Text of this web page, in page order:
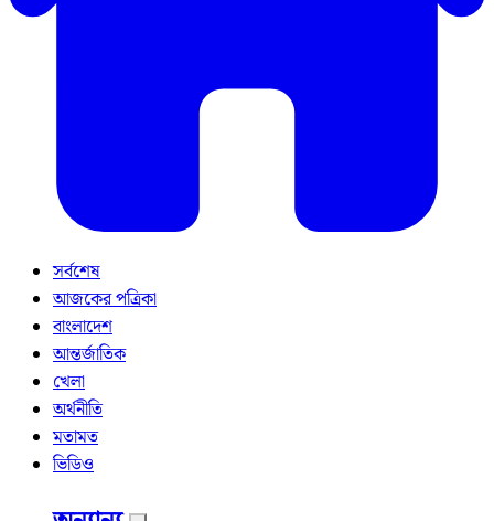
সর্বশেষ
আজকের পত্রিকা
বাংলাদেশ
আন্তর্জাতিক
খেলা
অর্থনীতি
মতামত
ভিডিও